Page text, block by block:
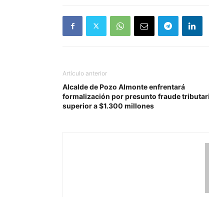
Artículo anterior
Alcalde de Pozo Almonte enfrentará
formalización por presunto fraude
superior a $1.300 millones